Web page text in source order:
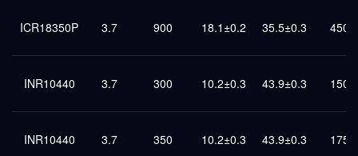
ICR18350P 3.7 900 18.1±0.2 35.5±0.3 450
INR10440 3.7 300 10.2±0.3 43.9±0.3 150
INR10440 3.7 350 10.2±0.3 43.9±0.3 175